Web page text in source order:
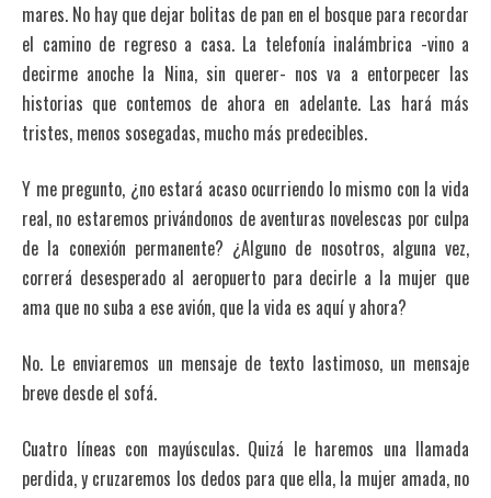
mares. No hay que dejar bolitas de pan en el bosque para recordar
el camino de regreso a casa. La telefonía inalámbrica -vino a
decirme anoche la Nina, sin querer- nos va a entorpecer las
historias que contemos de ahora en adelante. Las hará más
tristes, menos sosegadas, mucho más predecibles.
Y me pregunto, ¿no estará acaso ocurriendo lo mismo con la vida
real, no estaremos privándonos de aventuras novelescas por culpa
de la conexión permanente? ¿Alguno de nosotros, alguna vez,
correrá desesperado al aeropuerto para decirle a la mujer que
ama que no suba a ese avión, que la vida es aquí y ahora?
No. Le enviaremos un mensaje de texto lastimoso, un mensaje
breve desde el sofá.
Cuatro líneas con mayúsculas. Quizá le haremos una llamada
perdida, y cruzaremos los dedos para que ella, la mujer amada, no